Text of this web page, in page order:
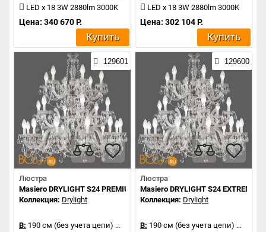
LED x 18 3W 2880lm 3000K
Цена: 340 670 Р.
Купить
LED x 18 3W 2880lm 3000K
Цена: 302 104 Р.
Купить
129601
Люстра
Masiero DRYLIGHT S24 PREMIUM RGBW
Коллекция: Drylight
В: 190 см (без учета цепи) Д:
106 см
129600
Люстра
Masiero DRYLIGHT S24 EXTREME
Коллекция: Drylight
В: 190 см (без учета цепи) Д: